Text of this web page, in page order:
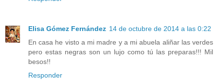
Elisa Gómez Fernández 14 de octubre de 2014 a las 0:22
En casa he visto a mi madre y a mi abuela aliñar las verdes
pero estas negras son un lujo como tú las preparas!!! Mil
besos!!
Responder